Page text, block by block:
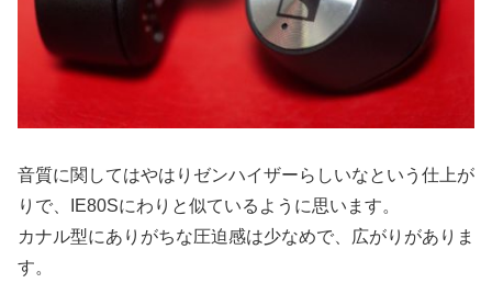
音質に関してはやはりゼンハイザーらしいなという仕上が
りで、IE80Sにわりと似ているように思います。
カナル型にありがちな圧迫感は少なめで、広がりがありま
す。